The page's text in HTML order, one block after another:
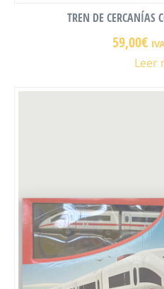
TREN DE CERCANÍAS
59,00€
Leer